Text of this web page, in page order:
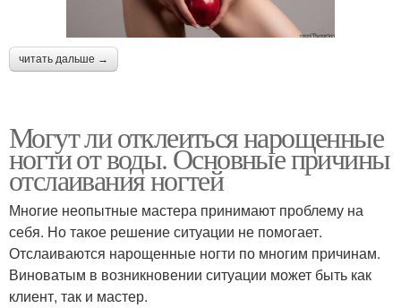
читать дальше →
Могут ли отклеиться нарощенные
ногти от воды. Основные причины
отслаивания ногтей
Многие неопытные мастера принимают проблему на
себя. Но такое решение ситуации не помогает.
Отслаиваются нарощенные ногти по многим причинам.
Виноватым в возникновении ситуации может быть как
клиент, так и мастер.